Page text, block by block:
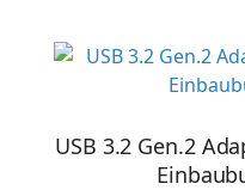
USB 3.2 Gen.2